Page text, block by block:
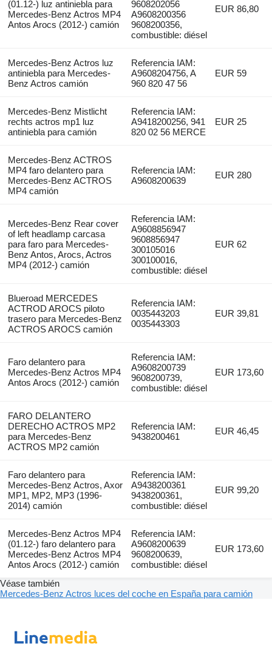
(01.12-) luz antiniebla para
Mercedes-Benz Actros MP4
Antos Arocs (2012-) camión
9608202056
A9608200356
9608200356,
combustible: diésel
EUR 86,80
Mercedes-Benz Actros luz
antiniebla para Mercedes-
Benz Actros camión
Referencia IAM:
A9608204756, A
960 820 47 56
EUR 59
Mercedes-Benz Mistlicht
rechts actros mp1 luz
antiniebla para camión
Referencia IAM:
A9418200256, 941
820 02 56 MERCE
EUR 25
Mercedes-Benz ACTROS
MP4 faro delantero para
Mercedes-Benz ACTROS
MP4 camión
Referencia IAM:
A9608200639
EUR 280
Mercedes-Benz Rear cover
of left headlamp carcasa
para faro para Mercedes-
Benz Antos, Arocs, Actros
MP4 (2012-) camión
Referencia IAM:
А9608856947
9608856947
300105016
300100016,
combustible: diésel
EUR 62
Blueroad MERCEDES
ACTROD AROCS piloto
trasero para Mercedes-Benz
ACTROS AROCS camión
Referencia IAM:
0035443203
0035443303
EUR 39,81
Faro delantero para
Mercedes-Benz Actros MP4
Antos Arocs (2012-) camión
Referencia IAM:
A9608200739
9608200739,
combustible: diésel
EUR 173,60
FARO DELANTERO
DERECHO ACTROS MP2
para Mercedes-Benz
ACTROS MP2 camión
Referencia IAM:
9438200461
EUR 46,45
Faro delantero para
Mercedes-Benz Actros, Axor
MP1, MP2, MP3 (1996-
2014) camión
Referencia IAM:
A9438200361
9438200361,
combustible: diésel
EUR 99,20
Mercedes-Benz Actros MP4
(01.12-) faro delantero para
Mercedes-Benz Actros MP4
Antos Arocs (2012-) camión
Referencia IAM:
A9608200639
9608200639,
combustible: diésel
EUR 173,60
Véase también
Mercedes-Benz Actros luces del coche en España para camión